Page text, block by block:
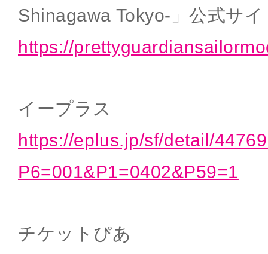
Shinagawa Tokyo-」公式サイ
https://
イープラス
https://eplus.jp/sf/detail/
P6=001&P1=0402&P59=1
チケットぴあ